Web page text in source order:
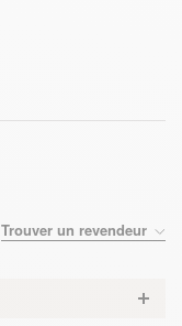
Trouver un revendeur